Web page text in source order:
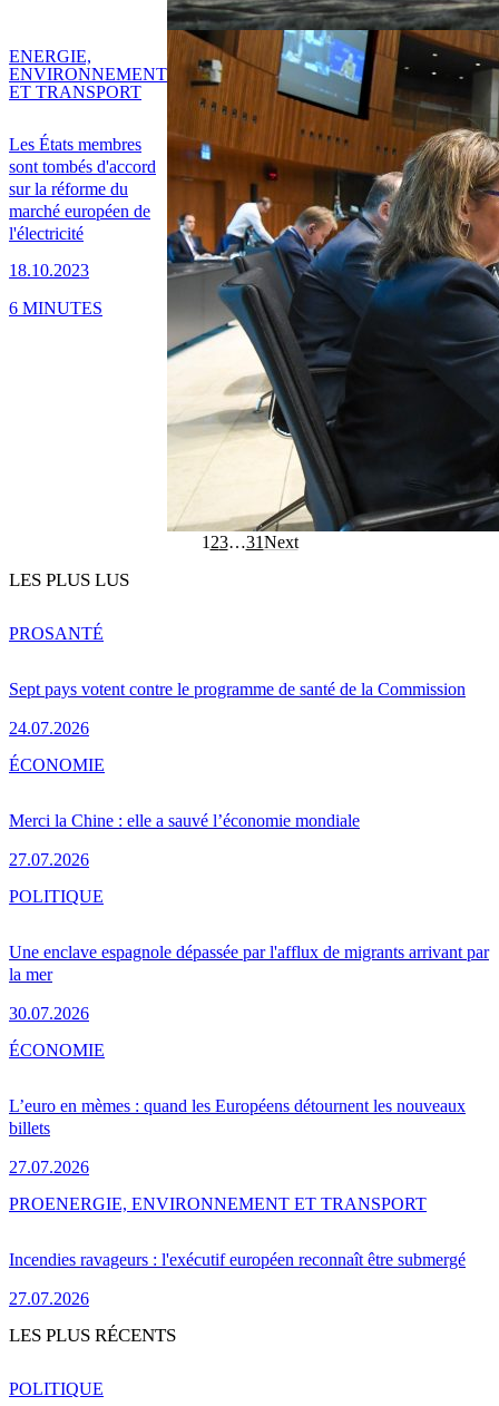
Les États membres
sont tombés d'accord
sur la réforme du
marché européen de
l'électricité
18.10.2023
ENERGIE,
ENVIRONNEMENT
ET TRANSPORT
6 MINUTES
1 23…31Next
LES PLUS LUS
Sept pays votent contre le programme de santé de la Commission
24.07.2026
PROSANTÉ
Merci la Chine : elle a sauvé l’économie mondiale
27.07.2026
ÉCONOMIE
Une enclave espagnole dépassée par l'afflux de migrants arrivant par
la mer
30.07.2026
POLITIQUE
L’euro en mèmes : quand les Européens détournent les nouveaux
billets
27.07.2026
ÉCONOMIE
Incendies ravageurs : l'exécutif européen reconnaît être submergé
27.07.2026
PROENERGIE, ENVIRONNEMENT ET TRANSPORT
LES PLUS RÉCENTS
POLITIQUE